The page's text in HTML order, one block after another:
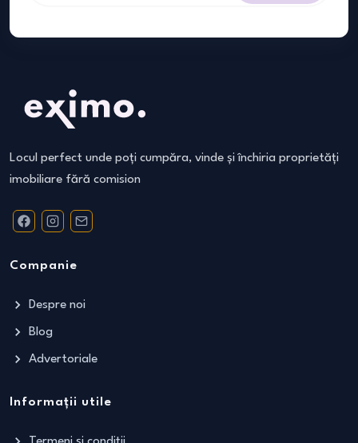
Locul perfect unde poți cumpăra, vinde și închiria proprietăți
imobiliare fără comision
Companie
Despre noi
Blog
Advertoriale
Informații utile